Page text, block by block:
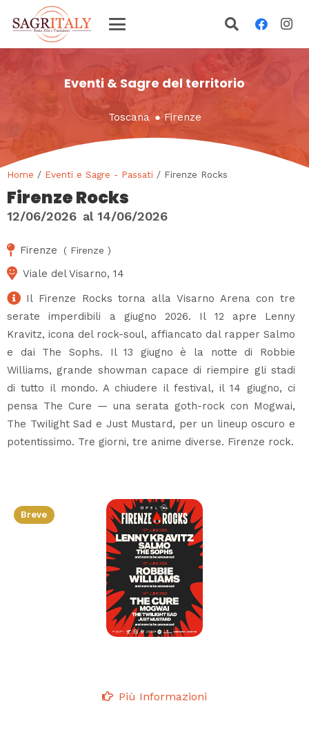
Eventi & Sagre del territorio
Toscana ● Firenze
Home / Eventi e Sagre - Passati / Firenze Rocks
Firenze Rocks
12/06/2026 al 14/06/2026
Firenze ( Firenze )
Viale del Visarno, 14
Il Firenze Rocks torna alla Visarno Arena con tre
serate imperdibili a giugno 2026. Il 12 apre Lenny
Kravitz, icona del rock-soul, affiancato dal rapper Salmo
e dai The Sophs. Il 13 giugno è la notte di Robbie
Williams, grande showman capace di riempire gli stadi
di tutto il mondo. A chiudere il festival, il 14 giugno, ci
pensa The Cure — una serata goth-rock con Mogwai,
The Twilight Sad e Just Mustard, per un lineup oscuro e
potentissimo. Tre giorni, tre anime diverse. Firenze rock.
Breve
Più Informazioni